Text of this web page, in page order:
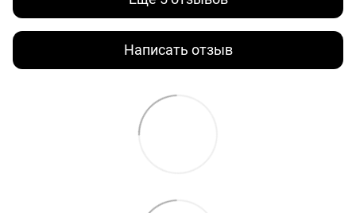
Написать отзыв